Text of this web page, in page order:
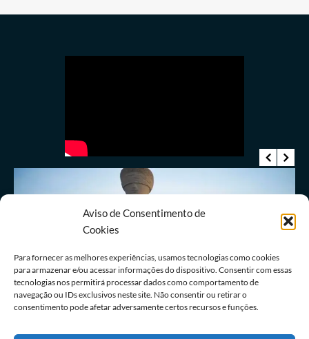
Aviso de Consentimento de
Cookies
Para fornecer as melhores experiências, usamos tecnologias como cookies
para armazenar e/ou acessar informações do dispositivo. Consentir com essas
tecnologias nos permitirá processar dados como comportamento de
navegação ou IDs exclusivos neste site. Não consentir ou retirar o
consentimento pode afetar adversamente certos recursos e funções.
STF muda decisão de Moraes e reduz pena de
condenada por 8 de janeiro
Redação 07/08/2026